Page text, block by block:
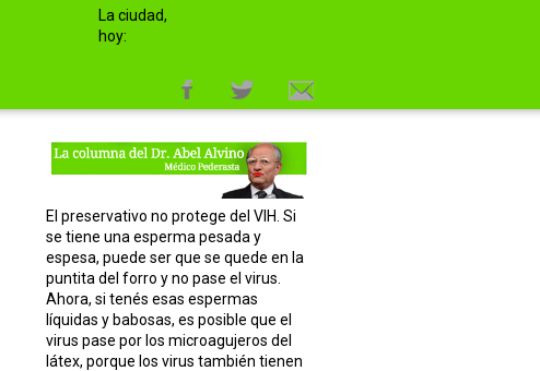
La ciudad,
hoy:
El preservativo no protege del VIH. Si
se tiene una esperma pesada y
espesa, puede ser que se quede en la
puntita del forro y no pase el virus.
Ahora, si tenés esas espermas
líquidas y babosas, es posible que el
virus pase por los microagujeros del
látex, porque los virus también tienen